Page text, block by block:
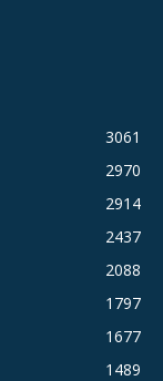
3061
2970
2914
2437
2088
1797
1677
1489